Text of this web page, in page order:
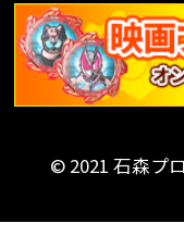
© 2021 石森プ